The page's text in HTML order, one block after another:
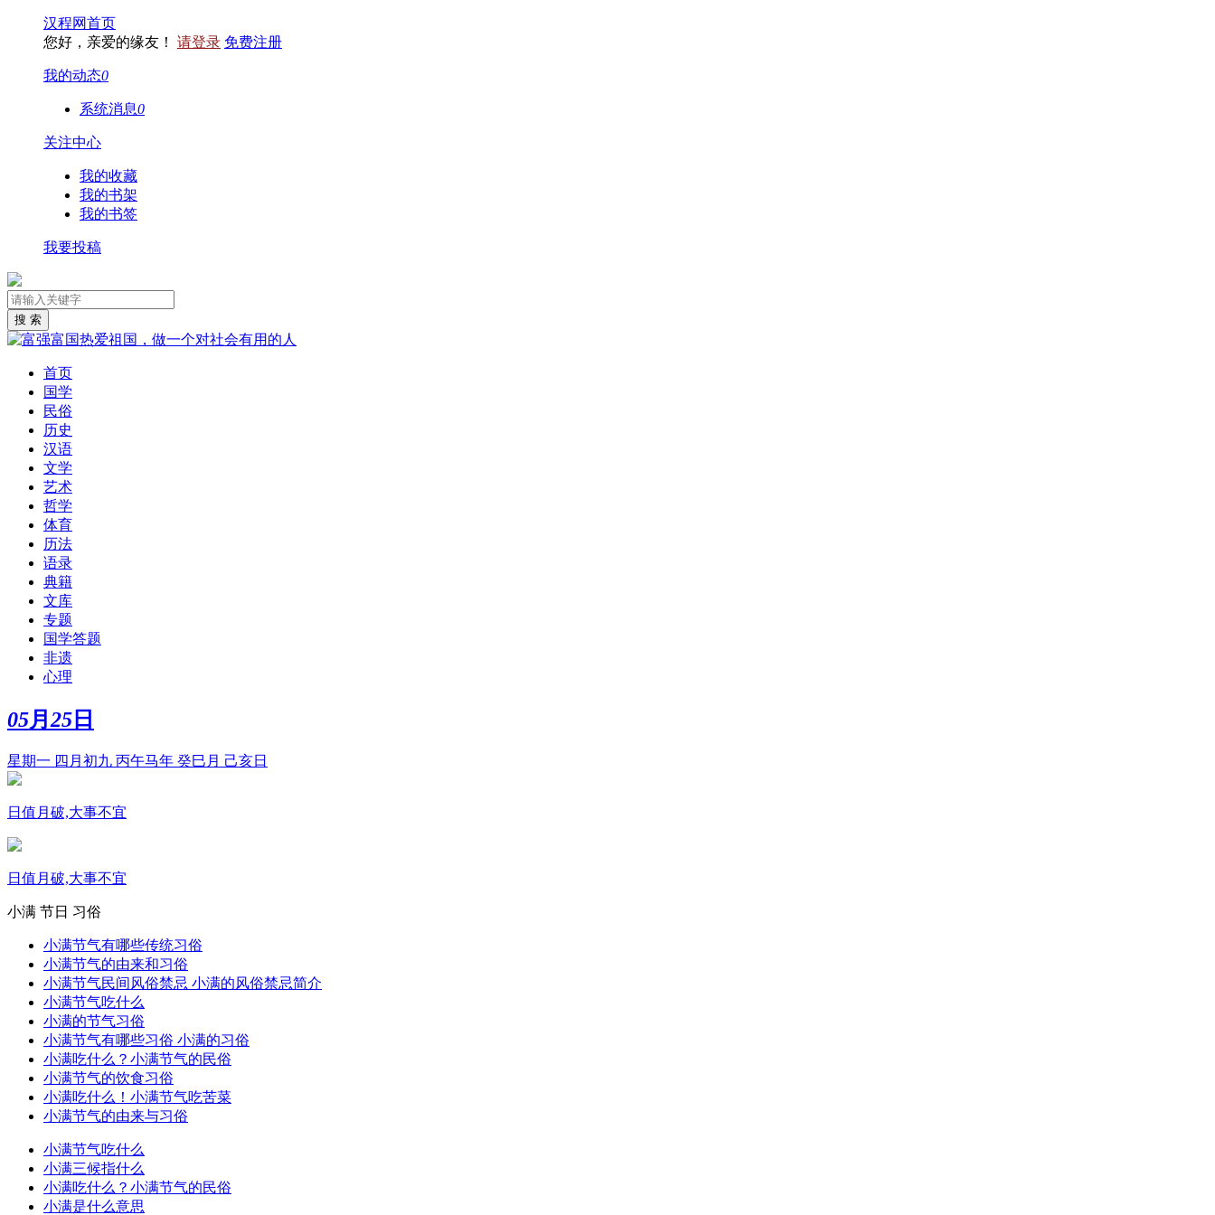
汉程网首页
您好，亲爱的缘友！ 请登录 免费注册
我的动态0
系统消息0
关注中心
我的收藏
我的书架
我的书签
我要投稿
首页
国学
民俗
历史
汉语
文学
艺术
哲学
体育
历法
语录
典籍
文库
专题
国学答题
非遗
心理
05月 25 日
星期一 四月初九 丙午马年 癸巳月 己亥日
日值月破,大事不宜
日值月破,大事不宜
小满 节日 习俗
小满节气有哪些传统习俗
小满节气的由来和习俗
小满节气民间风俗禁忌 小满的风俗禁忌简介
小满节气吃什么
小满的节气习俗
小满节气有哪些习俗 小满的习俗
小满吃什么？小满节气的民俗
小满节气的饮食习俗
小满吃什么！小满节气吃苦菜
小满节气的由来与习俗
小满节气吃什么
小满三候指什么
小满吃什么？小满节气的民俗
小满是什么意思